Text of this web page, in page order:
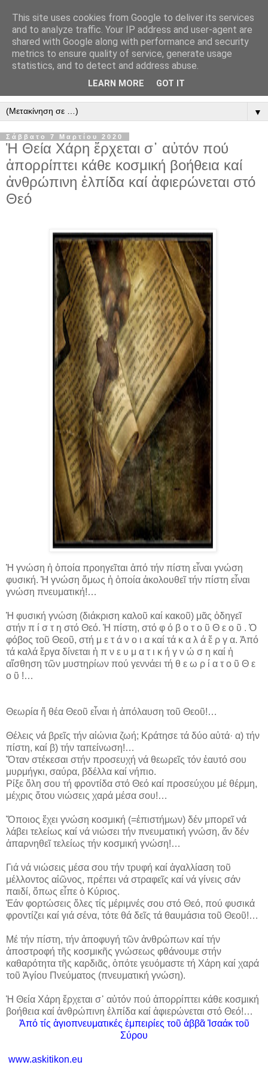
" Εξομολογεῖσθε τῶ Κυρίῳ
"
ὃτι ἀγαθός, ὃτι εἰς τόν αἰῶνα τό ἔλεος αὐτοῦ. Αλληλούϊα.
▼
Σάββατο 7 Μαρτίου 2020
Ἡ Θεία Χάρη ἔρχεται σ᾿ αὐτόν πού
ἀπορρίπτει κάθε κοσμική βοήθεια καί
ἀνθρώπινη ἐλπίδα καί ἀφιερώνεται στό
Θεό
Ἡ γνώση ἡ ὁποία προηγεῖται ἀπό τήν πίστη εἶναι γνώση
φυσική. Ἡ γνώση ὅμως ἡ ὁποία ἀκολουθεῖ τήν πίστη εἶναι
γνώση πνευματική!…
Ἡ φυσική γνώση (διάκριση καλοῦ καί κακοῦ) μᾶς ὁδηγεῖ
στήν π ί σ τ η στό Θεό. Ἡ πίστη, στό φ ό β ο τ ο ῦ Θ ε ο ῦ . Ὁ
φόβος τοῦ Θεοῦ, στή μ ε τ ά ν ο ι α καί τά κ α λ ά ἔ ρ γ α. Ἀπό
τά καλά ἔργα δίνεται ἡ π ν ε υ μ α τ ι κ ή γ ν ώ σ η καί ἡ
αἴσθηση τῶν μυστηρίων πού γεννάει τή θ ε ω ρ ί α τ ο ῦ Θ ε
ο ῦ !…
Θεωρία ἤ θέα Θεοῦ εἶναι ἡ ἀπόλαυση τοῦ Θεοῦ!…
Θέλεις νά βρεῖς τήν αἰώνια ζωή; Κράτησε τά δύο αὐτά· α) τήν
πίστη, καί β) τήν ταπείνωση!…
Ὅταν στέκεσαι στήν προσευχή νά θεωρεῖς τόν ἑαυτό σου
μυρμήγκι, σαύρα, βδέλλα καί νήπιο.
Ρίξε ὅλη σου τή φροντίδα στό Θεό καί προσεύχου μέ θέρμη,
μέχρις ὅτου νιώσεις χαρά μέσα σου!…
Ὅποιος ἔχει γνώση κοσμική (=ἐπιστήμων) δέν μπορεῖ νά
λάβει τελείως καί νά νιώσει τήν πνευματική γνώση, ἄν δέν
ἀπαρνηθεῖ τελείως τήν κοσμική γνώση!…
Γιά νά νιώσεις μέσα σου τήν τρυφή καί ἀγαλλίαση τοῦ
μέλλοντος αἰῶνος, πρέπει νά στραφεῖς καί νά γίνεις σάν
παιδί, ὅπως εἶπε ὁ Κύριος.
Ἐάν φορτώσεις ὅλες τίς μέριμνές σου στό Θεό, πού φυσικά
φροντίζει καί γιά σένα, τότε θά δεῖς τά θαυμάσια τοῦ Θεοῦ!…
Μέ τήν πίστη, τήν ἀποφυγή τῶν ἀνθρώπων καί τήν
ἀποστροφή τῆς κοσμικῆς γνώσεως φθάνουμε στήν
καθαρότητα τῆς καρδιᾶς, ὁπότε γευόμαστε τή Χάρη καί χαρά
τοῦ Ἁγίου Πνεύματος (πνευματική γνώση).
Ἡ Θεία Χάρη ἔρχεται σ᾿ αὐτόν πού ἀπορρίπτει κάθε κοσμική
βοήθεια καί ἀνθρώπινη ἐλπίδα καί ἀφιερώνεται στό Θεό!…
Ἀπό τίς ἁγιοπνευματικές ἐμπειρίες τοῦ ἀββᾶ Ἰσαάκ τοῦ
Σύρου
www.askitikon.eu
This site uses cookies from Google to deliver its services
and to analyze traffic. Your IP address and user-agent are
shared with Google along with performance and security
metrics to ensure quality of service, generate usage
statistics, and to detect and address abuse.
LEARN MORE GOT IT